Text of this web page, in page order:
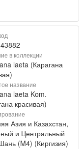
в коллекции
laeta (Карагана
название
laeta Kom.
красивая)
Азия и Казахстан,
и Центральный
(M4) (Киргизия)